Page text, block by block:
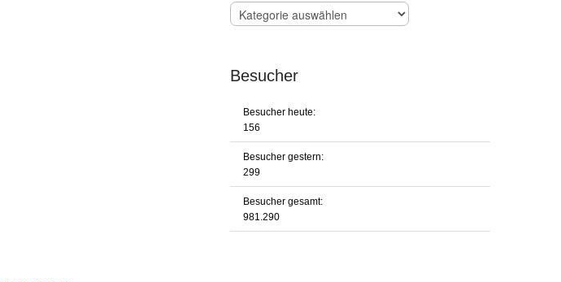
Kategorien
Besucher
Besucher heute:
156
Besucher gestern:
299
Besucher gesamt:
981.290